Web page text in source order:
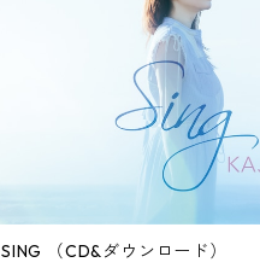
SING （CD&ダウンロード）